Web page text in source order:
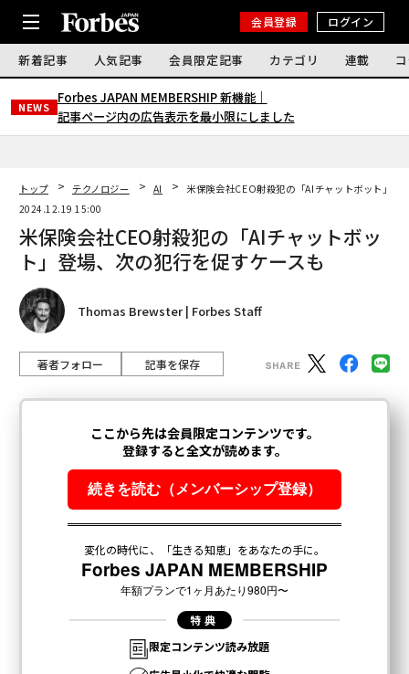
会員登録 ログイン
新着記事 人気記事 会員限定記事 カテゴリ 連載
NEWS
Forbes JAPAN MEMBERSHIP 新機能｜
記事ページ内の広告表示を最小限にしました
トップ テクノロジー AI
米保険会社CEO射殺犯の「AIチャットボット」登
2024.12.19 15:00
米保険会社CEO射殺犯の「AIチャットボッ
ト」登場、次の犯行を促すケースも
Thomas Brewster | Forbes Staff
著者フォロー 記事を保存